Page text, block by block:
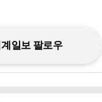
일보 팔로우